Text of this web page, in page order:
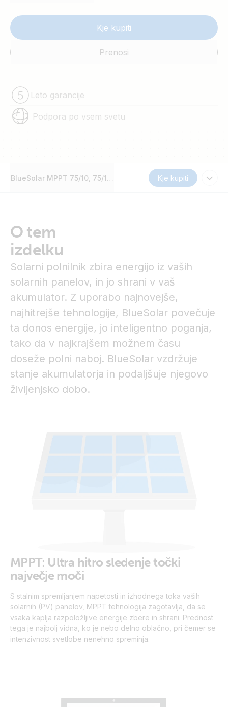
Kje kupiti
Prenosi
Leto garancije
Podpora po vsem svetu
BlueSolar MPPT 75/10, 75/15, 100/15 & 100/20Kje kupiti
O tem
izdelku
Solarni polnilnik zbira energijo iz vaših
solarnih panelov, in jo shrani v vaš
akumulator. Z uporabo najnovejše,
najhitrejše tehnologije, BlueSolar povečuje
ta donos energije, jo inteligentno poganja,
tako da v najkrajšem možnem času
doseže polni naboj. BlueSolar vzdržuje
stanje akumulatorja in podaljšuje njegovo
življenjsko dobo.
MPPT: Ultra hitro sledenje točki
največje moči
S stalnim spremljanjem napetosti in izhodnega toka vaših
solarnih (PV) panelov, MPPT tehnologija zagotavlja, da se
vsaka kaplja razpoložljive energije zbere in shrani. Prednost
tega je najbolj vidna, ko je nebo delno oblačno, pri čemer se
intenzivnost svetlobe nenehno spreminja.